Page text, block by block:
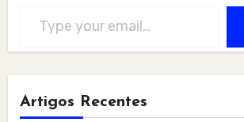
Artigos Recentes